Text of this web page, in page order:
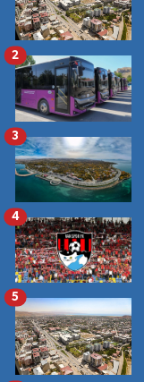
2
3
4
5